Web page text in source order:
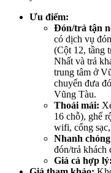
Ưu điểm:
Đón/trả tận
có dịch vụ
(Cột 12, tầng
Nhất và trả
trung tâm ở
chuyển đưa
Vũng Tàu.
Thoải mái:
16 chỗ), ghế
wifi, cổng
Nhanh
đón/trả khách
Giá cả hợp lý: